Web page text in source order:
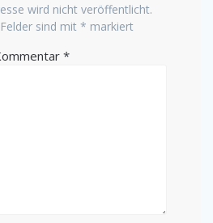
wird nicht veröffentlicht.
sind mit * markiert
*